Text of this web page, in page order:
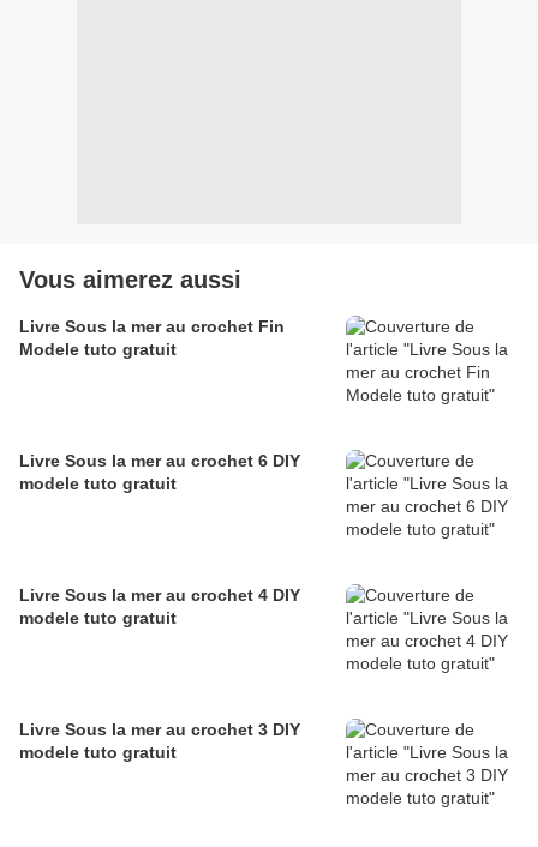
Vous aimerez aussi
Livre Sous la mer au crochet Fin
Modele tuto gratuit
Livre Sous la mer au crochet 6 DIY
modele tuto gratuit
Livre Sous la mer au crochet 4 DIY
modele tuto gratuit
Livre Sous la mer au crochet 3 DIY
modele tuto gratuit